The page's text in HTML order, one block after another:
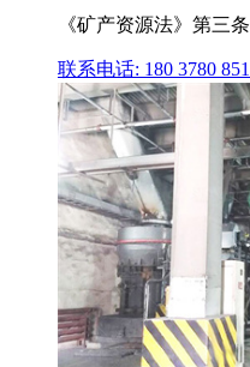
《矿产资源法》第三
联系电话: 180 3780